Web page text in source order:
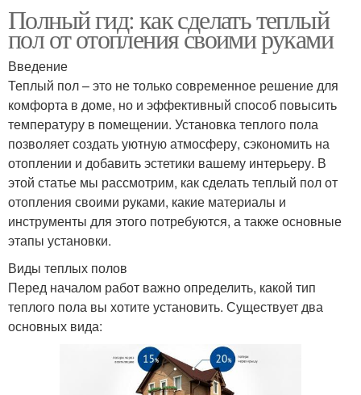
Полный гид: как сделать теплый
пол от отопления своими руками
Введение
Теплый пол – это не только современное решение для
комфорта в доме, но и эффективный способ повысить
температуру в помещении. Установка теплого пола
позволяет создать уютную атмосферу, сэкономить на
отоплении и добавить эстетики вашему интерьеру. В
этой статье мы рассмотрим, как сделать теплый пол от
отопления своими руками, какие материалы и
инструменты для этого потребуются, а также основные
этапы установки.
Виды теплых полов
Перед началом работ важно определить, какой тип
теплого пола вы хотите установить. Существует два
основных вида: